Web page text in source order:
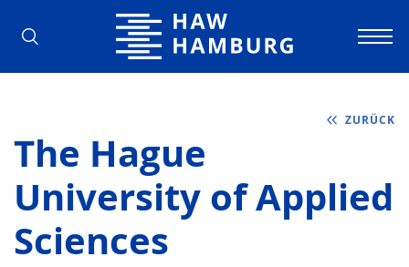
Hochschule für Angewandte
ZURÜCK
The Hague
University of Applied
Sciences